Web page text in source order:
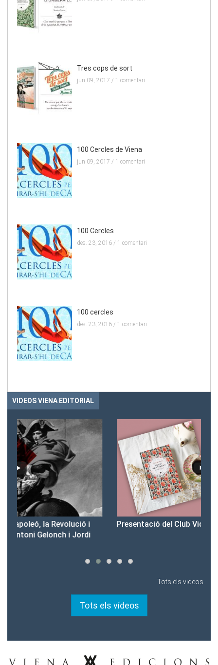
Tres cops de sort
jun 09, 2017 / 1 comentari
100 Cercles de Viena
jun 09, 2017 / 1 comentari
100 Cercles
des. 23, 2016 / 1 comentari
100 cercles
des. 23, 2016 / 1 comentari
VIDEOS VIENA EDITORIAL
Presentació del Club Victòria
Tots els vídeos